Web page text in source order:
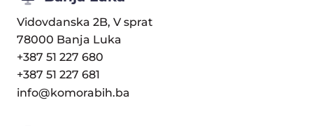
Vidovdanska 2B, V sprat
78000 Banja Luka
+387 51 227 680
+387 51 227 681
info@komorabih.ba